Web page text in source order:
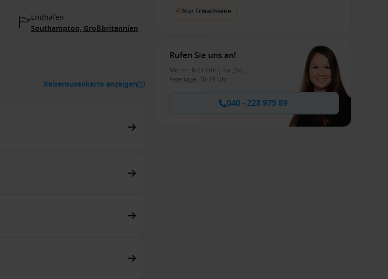
Endhafen
Southampton, Großbritannien
Reiseroutenkarte anzeigen
Nur Erwachsene
Rufen Sie uns an!
Mo.-Fr.: 8-21 Uhr | Sa., So.,
Feiertage: 10-19 Uhr
040 - 228 975 89